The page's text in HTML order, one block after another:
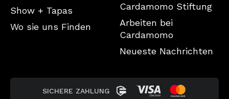
Show + Tapas
Wo sie uns Finden
Cardamomo Stiftung
Arbeiten bei
Cardamomo
Neueste Nachrichten
SICHERE ZAHLUNG